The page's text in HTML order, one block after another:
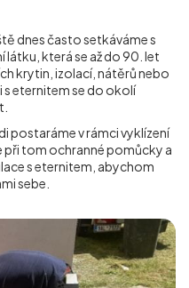
dnes často setkáváme s
látku, která se až do 90. let
krytin, izolací, nátěrů nebo
eternitem se do okolí
postaráme v rámci vyklízení
při tom ochranné pomůcky a
s eternitem, abychom
sebe.